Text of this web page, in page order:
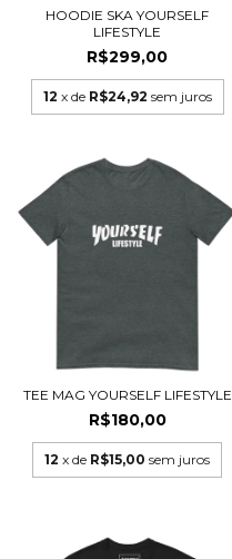
HOODIE SKA YOURSELF
LIFESTYLE
R$299,00
12 x de R$24,92 sem juros
TEE MAG YOURSELF LIFESTYLE
R$180,00
12 x de R$15,00 sem juros